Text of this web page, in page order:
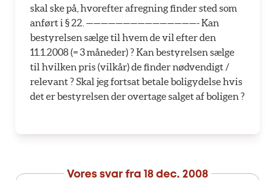
skal ske på, hvorefter afregning finder sted som
anført i § 22. ———————————————- Kan
bestyrelsen sælge til hvem de vil efter den
11.1.2008 (= 3 måneder) ? Kan bestyrelsen sælge
til hvilken pris (vilkår) de finder nødvendigt /
relevant ? Skal jeg fortsat betale boligydelse hvis
det er bestyrelsen der overtage salget af boligen ?
Vores svar fra 18 dec. 2008